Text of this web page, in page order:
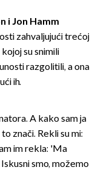
i Jon Hamm
zahvaljujući trećoj
kojoj su snimili
razgolitili, a ona
ih.
A kako sam ja
znači. Rekli su mi:
im rekla: 'Ma
smo, možemo